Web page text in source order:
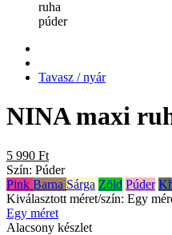
Tavasz / nyár
NINA maxi
5 990 Ft
Szín: Púder
Pink Barna Sárga Zöld Púder
Kiválasztott méret/szín: Egy
Egy méret
Alacsony készlet